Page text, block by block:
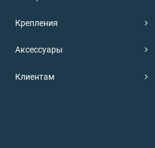
Крепления
Аксессуары
Клиентам